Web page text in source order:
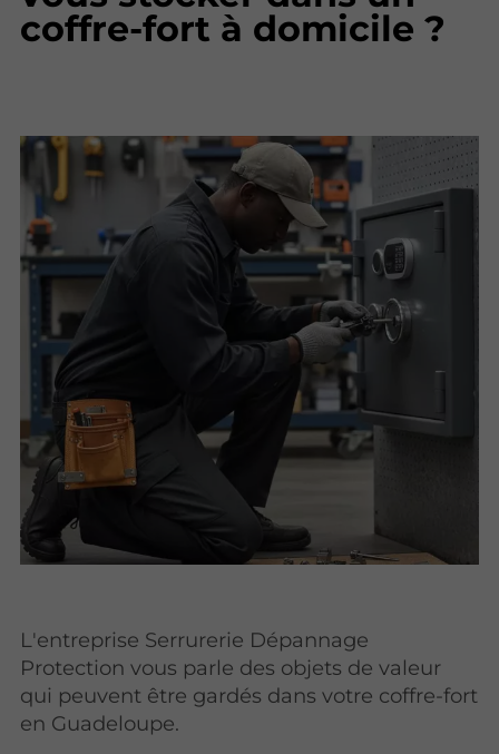
coffre-fort à domicile ?
L'entreprise Serrurerie Dépannage
Protection vous parle des objets de valeur
qui peuvent être gardés dans votre coffre-fort
en Guadeloupe.